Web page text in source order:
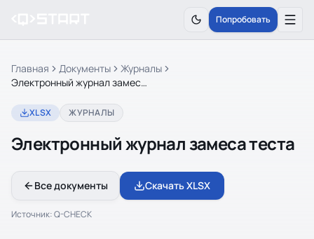
Попробовать
Главная Документы
Журналы
Электронный журнал замеса теста
XLSX ЖУРНАЛЫ
Электронный журнал замеса теста
Все документы Скачать XLSX
Источник:Q-CHECK